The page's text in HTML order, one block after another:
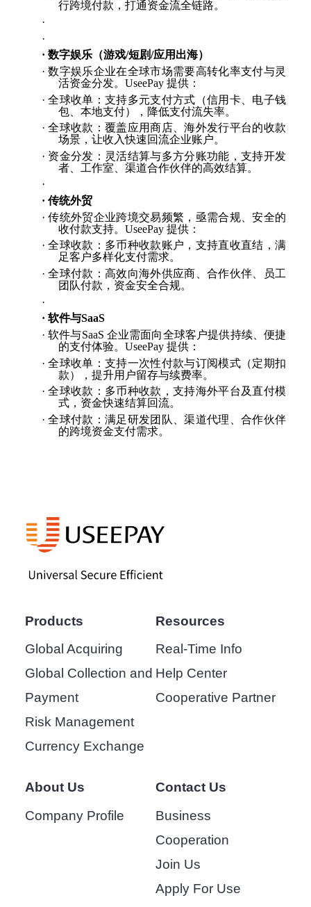
行跨境付款，打通资金流全链路。
·
·
· 数字娱乐（游戏/短剧/应用出海）
·数字娱乐企业在全球市场需要高转化率支付与灵
活资金分发。 UseePay 提供：
·全球收单：支持多元支付方式（信用卡、电子钱
包、本地支付），降低支付流失率。
·全球收款：覆盖应用商店、海外发行平台的收款
场景，让收入快速回流企业账户。
· 资金分发：灵活结算与多方分账功能，支持开发
者、工作室、渠道合作伙伴的高效结算。
·
· 传统外贸
·传统外贸企业跨境交易频繁，亟需合规、安全的
收付款支持。 UseePay 提供：
·全球收款：多币种收款账户，支持直收直结，满
足客户多样化支付需求。
·全球付款：高效向海外供应商、合作伙伴、员工
团队付款，资金安全合规。
·
· 软件与SaaS
· 软件与SaaS 企业需面向全球客户提供持续、便捷
的支付体验。UseePay 提供：
·全球收单：支持一次性付款与订阅模式（定期扣
款），提升用户留存与续费率。
·全球收款：多币种收款，支持海外平台及直付模
式，资金快速结算回流。
·全球付款：满足研发团队、渠道代理、合作伙伴
的跨境资金支付需求。
Products
Global Acquiring
Global Collection and
Payment
Risk Management
Currency Exchange
Resources
Real-Time Info
Help Center
Cooperative Partner
About Us
Company Profile
Contact Us
Business
Cooperation
Join Us
Apply For Use